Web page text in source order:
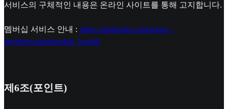
서비스의 구체적인 내용은 온라인 사이트를 통해 고지합니다.
멤버십 서비스 안내 : https://slashpage.com/legacy-
members/membership_benefit
제6조(포인트)